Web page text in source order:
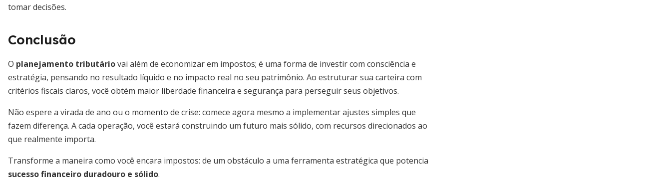
tomar decisões.
Conclusão
O planejamento tributáriovai além de economizar em impostos; é uma forma de investir com consciência e
estratégia, pensando no resultado líquido e no impacto real no seu patrimônio. Ao estruturar sua carteira com
critérios fiscais claros, você obtém maior liberdade financeira e segurança para perseguir seus objetivos.
Não espere a virada de ano ou o momento de crise: comece agora mesmo a implementar ajustes simples que
fazem diferença. A cada operação, você estará construindo um futuro mais sólido, com recursos direcionados ao
que realmente importa.
Transforme a maneira como você encara impostos: de um obstáculo a uma ferramenta estratégica que potencia
sucesso financeiro duradouro e sólido.